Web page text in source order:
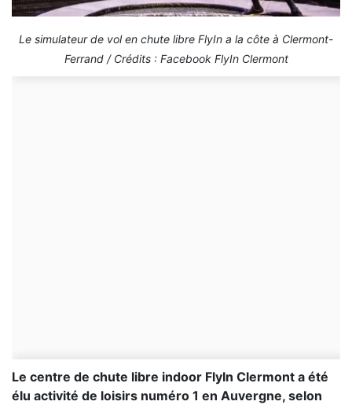
Le simulateur de vol en chute libre FlyIn a la côte à Clermont-
Ferrand / Crédits : Facebook FlyIn Clermont
Le centre de chute libre indoor FlyIn Clermont a été
élu activité de loisirs numéro 1 en Auvergne, selon